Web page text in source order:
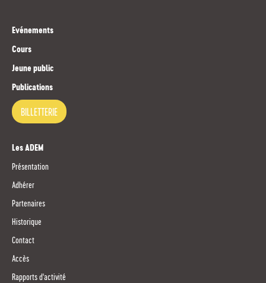
Evénements
Cours
Jeune public
Publications
BILLETTERIE
Les ADEM
Présentation
Adhérer
Partenaires
Historique
Contact
Accès
Rapports d'activité